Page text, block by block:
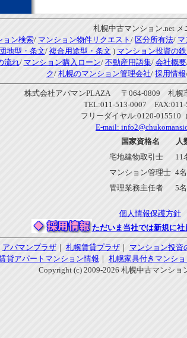
札幌中古マンション.net メ
ョン検索/ マンション物件リクエスト / 区分所有法/
団地型・条文/ 複合用途型・条文 ) マンション投資の鉄
流れ/ マンション購入ローン/ 不動産用語集/ 会社概要
ク/ 札幌のマンション管理会社/ 採用情報
株式会社アパマンPLAZA 〒064-0809 札幌
TEL:011-513-0007 FAX:011-
フリーダイヤル:0120-015510
E-mail:
国家資格名
人
宅地建物取引士
11
マンション管理士 4名
管理業務主任者
5名
個人情報保護方針
ただいま当社では新規に社
アパマンプラザ｜ 札幌賃貸プラザ｜ マンション投資
貸アパートマンション情報 ｜ 札幌家具付きマンショ
Copyright (c) 2009-2026 札幌中古マンショ